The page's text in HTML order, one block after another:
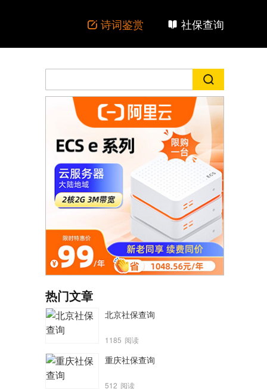
诗词鉴赏 社保查询
热门文章
北京社保查询
1185 阅读
重庆社保查询
512 阅读